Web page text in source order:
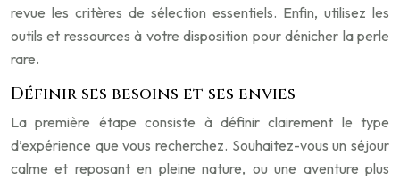
revue les critères de sélection essentiels. Enfin, utilisez les
outils et ressources à votre disposition pour dénicher la perle
rare.
Définir ses besoins et ses envies
La première étape consiste à définir clairement le type
d’expérience que vous recherchez. Souhaitez-vous un séjour
calme et reposant en pleine nature, ou une aventure plus